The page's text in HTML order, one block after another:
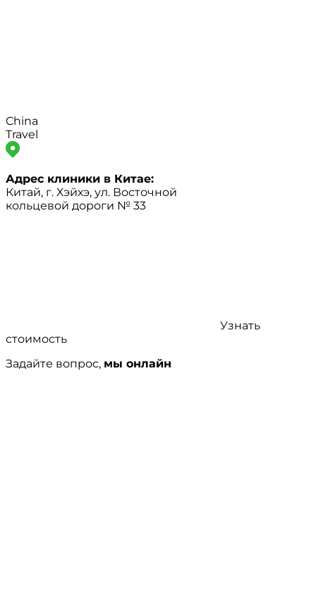
China
Travel
Адрес клиники в Китае:
Китай, г. Хэйхэ, ул. Восточной
кольцевой дороги № 33
Узнать
стоимость
Задайте вопрос, мы онлайн